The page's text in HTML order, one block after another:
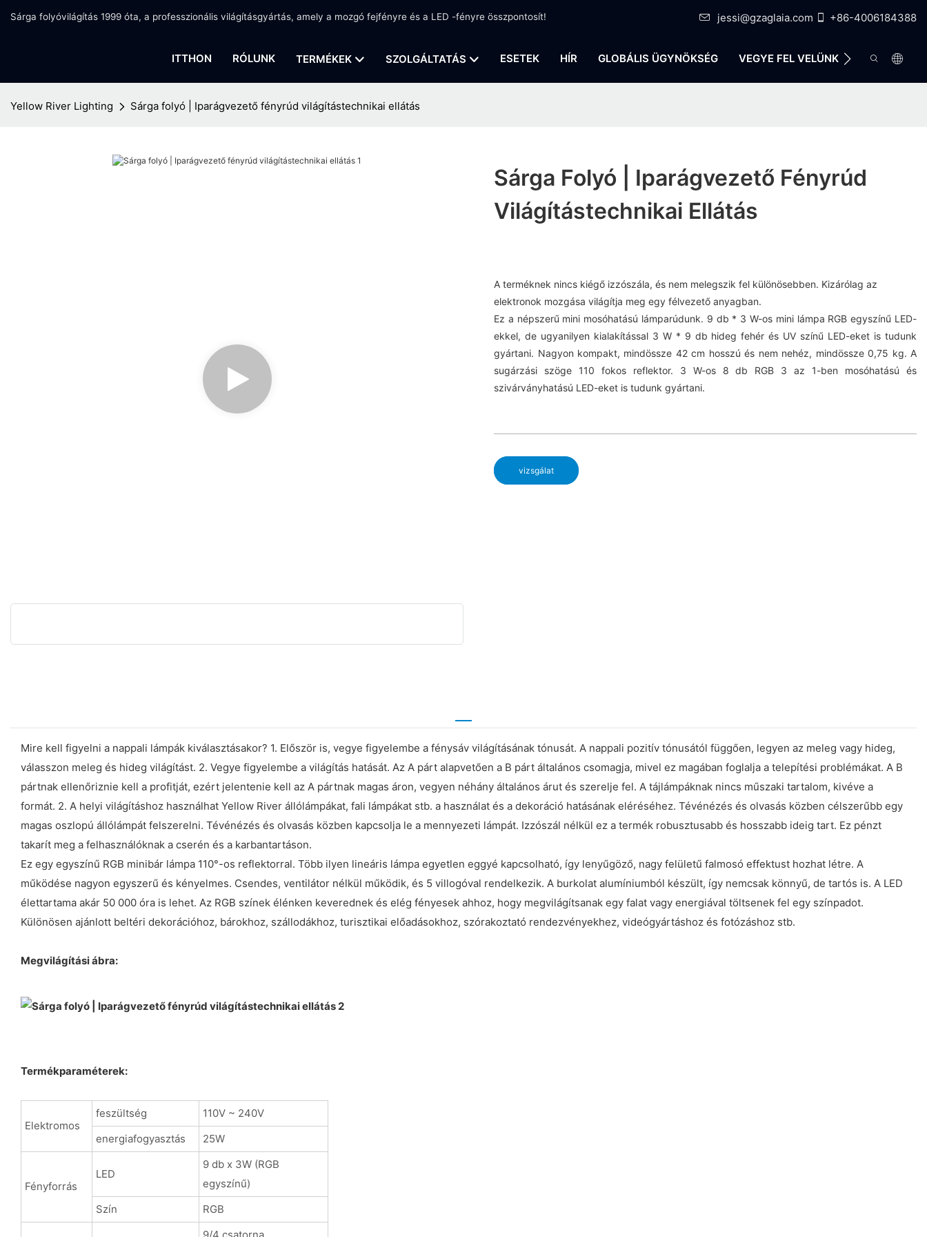
Sárga folyóvilágítás 1999 óta, a professzionális világításgyártás, amely a mozgó fejfényre és a LED -fényre összpontosít! jessi@gzaglaia.com +86-4006184388
ITTHON RÓLUNK TERMÉKEK SZOLGÁLTATÁS ESETEK HÍR GLOBÁLIS ÜGYNÖKSÉG VEGYE FEL VELÜNK A
Yellow River Lighting Sárga folyó | Iparágvezető fényrúd világítástechnikai ellátás
Sárga Folyó | Iparágvezető Fényrúd
Világítástechnikai Ellátás
A terméknek nincs kiégő izzószála, és nem melegszik fel különösebben. Kizárólag az
elektronok mozgása világítja meg egy félvezető anyagban.
Ez a népszerű mini mosóhatású lámparúdunk. 9 db * 3 W-os mini lámpa RGB egyszínű LED-
ekkel, de ugyanilyen kialakítással 3 W * 9 db hideg fehér és UV színű LED-eket is tudunk
gyártani. Nagyon kompakt, mindössze 42 cm hosszú és nem nehéz, mindössze 0,75 kg. A
sugárzási szöge 110 fokos reflektor. 3 W-os 8 db RGB 3 az 1-ben mosóhatású és
szivárványhatású LED-eket is tudunk gyártani.
vizsgálat
Mire kell figyelni a nappali lámpák kiválasztásakor? 1. Először is, vegye figyelembe a fénysáv világításának tónusát. A nappali pozitív tónusától függően, legyen az meleg vagy hideg,
válasszon meleg és hideg világítást. 2. Vegye figyelembe a világítás hatását. Az A párt alapvetően a B párt általános csomagja, mivel ez magában foglalja a telepítési problémákat. A B
pártnak ellenőriznie kell a profitját, ezért jelentenie kell az A pártnak magas áron, vegyen néhány általános árut és szerelje fel. A tájlámpáknak nincs műszaki tartalom, kivéve a
formát. 2. A helyi világításhoz használhat Yellow River állólámpákat, fali lámpákat stb. a használat és a dekoráció hatásának eléréséhez. Tévénézés és olvasás közben célszerűbb egy
magas oszlopú állólámpát felszerelni. Tévénézés és olvasás közben kapcsolja le a mennyezeti lámpát. Izzószál nélkül ez a termék robusztusabb és hosszabb ideig tart. Ez pénzt
takarít meg a felhasználóknak a cserén és a karbantartáson.
Ez egy egyszínű RGB minibár lámpa 110°-os reflektorral. Több ilyen lineáris lámpa egyetlen eggyé kapcsolható, így lenyűgöző, nagy felületű falmosó effektust hozhat létre. A
működése nagyon egyszerű és kényelmes. Csendes, ventilátor nélkül működik, és 5 villogóval rendelkezik. A burkolat alumíniumból készült, így nemcsak könnyű, de tartós is. A LED
élettartama akár 50 000 óra is lehet. Az RGB színek élénken keverednek és elég fényesek ahhoz, hogy megvilágítsanak egy falat vagy energiával töltsenek fel egy színpadot.
Különösen ajánlott beltéri dekorációhoz, bárokhoz, szállodákhoz, turisztikai előadásokhoz, szórakoztató rendezvényekhez, videógyártáshoz és fotózáshoz stb.
Megvilágítási ábra:
Termékparaméterek:
Elektromos
feszültség
110V ~ 240V
energiafogyasztás
25W
Fényforrás
LED
9 db x 3W (RGB
egyszínű)
Szín
RGB